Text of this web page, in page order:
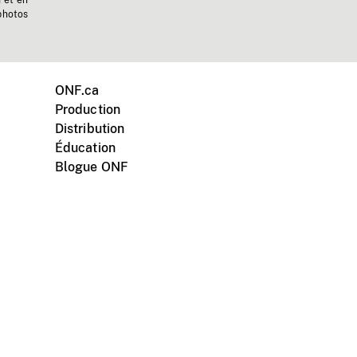
ONF.ca
Production
Distribution
Éducation
Blogue ONF